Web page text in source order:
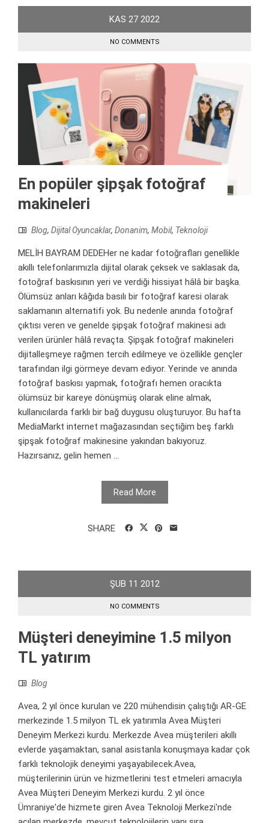
KAS 27 2022
NO COMMENTS
En popüler şipşak fotoğraf
makineleri
Blog, Dijital Oyuncaklar, Donanim, Mobil, Teknoloji
MELİH BAYRAM DEDEHer ne kadar fotoğrafları genellikle
akıllı telefonlarımızla dijital olarak çeksek ve saklasak da,
fotoğraf baskısının yeri ve verdiği hissiyat hâlâ bir başka.
Ölümsüz anları kâğıda basılı bir fotoğraf karesi olarak
saklamanın alternatifi yok. Bu nedenle anında fotoğraf
çıktısı veren ve genelde şipşak fotoğraf makinesi adı
verilen ürünler hâlâ revaçta. Şipşak fotoğraf makineleri
dijitalleşmeye rağmen tercih edilmeye ve özellikle gençler
tarafından ilgi görmeye devam ediyor. Yerinde ve anında
fotoğraf baskısı yapmak, fotoğrafı hemen oracıkta
ölümsüz bir kareye dönüşmüş olarak eline almak,
kullanıcılarda farklı bir bağ duygusu oluşturuyor. Bu hafta
MediaMarkt internet mağazasından seçtiğim beş farklı
şipşak fotoğraf makinesine yakından bakıyoruz.
Hazırsanız, gelin hemen ...
Read More
SHARE
ŞUB 11 2012
NO COMMENTS
Müşteri deneyimine 1.5 milyon
TL yatırım
Blog
Avea, 2 yıl önce kurulan ve 220 mühendisin çalıştığı AR-GE
merkezinde 1.5 milyon TL ek yatırımla Avea Müşteri
Deneyim Merkezi kurdu. Merkezde Avea müşterileri akıllı
evlerde yaşamaktan, sanal asistanla konuşmaya kadar çok
farklı teknolojik deneyimi yaşayabilecek.Avea,
müşterilerinin ürün ve hizmetlerini test etmeleri amacıyla
Avea Müşteri Deneyim Merkezi kurdu. 2 yıl önce
Ümraniye'de hizmete giren Avea Teknoloji Merkezi'nde